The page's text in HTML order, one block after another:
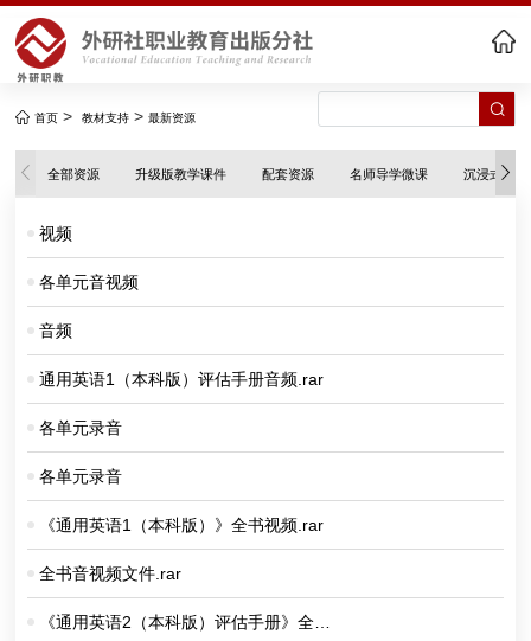
首页 > 教材支持 > 最新资源
全部资源 升级版教学课件 配套资源 名师导学微课 沉浸式伴
视频
各单元音视频
音频
通用英语1（本科版）评估手册音频.rar
各单元录音
各单元录音
《通用英语1（本科版）》全书视频.rar
全书音视频文件.rar
《通用英语2（本科版）评估手册》全书